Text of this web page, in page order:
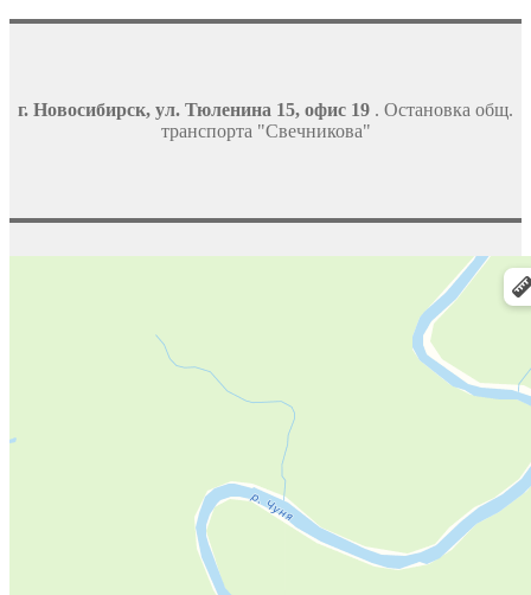
г. Новосибирск, ул. Тюленина 15, офис 19 . Остановка общ.
транспорта "Свечникова"